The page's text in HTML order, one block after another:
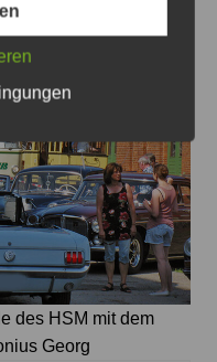
des HSM mit dem
Georg